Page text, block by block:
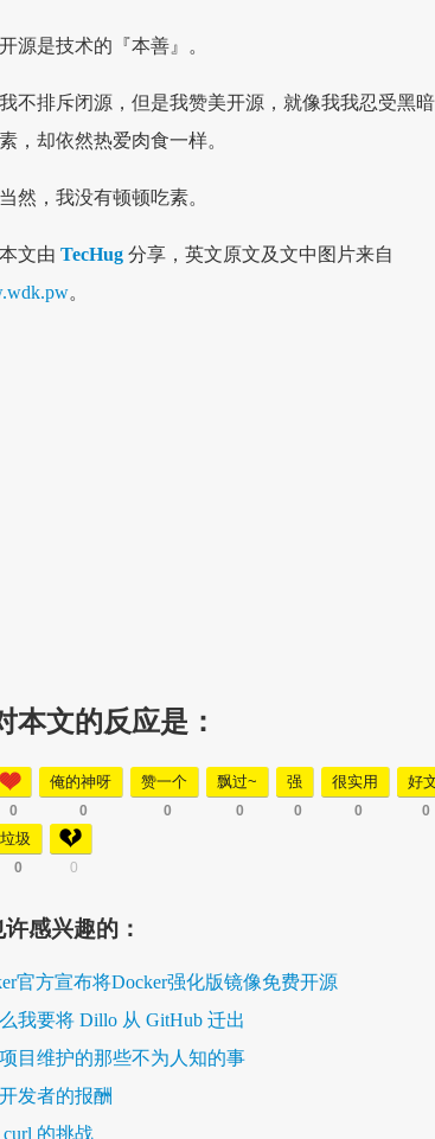
开源是技术的『本善』。
我不排斥闭源，但是我赞美开源，就像我我忍受黑
，却依然热爱肉食一样。
当然，我没有顿顿吃素。
本文由 TecHug分享，英文原文及文中图片来自
。
本文的反应是：
0
俺的神呀
0
赞一个
0
飘过~
0
强
0
很实用
0
好
0
垃圾
0 0
感兴趣的：
官方宣布将Docker强化版镜像免费开源
我要将 Dillo 从 GitHub 迁出
目维护的那些不为人知的事
发者的报酬
的挑战